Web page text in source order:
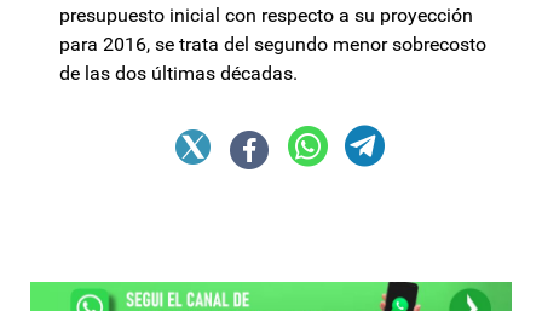
presupuesto inicial con respecto a su proyección
para 2016, se trata del segundo menor sobrecosto
de las dos últimas décadas.